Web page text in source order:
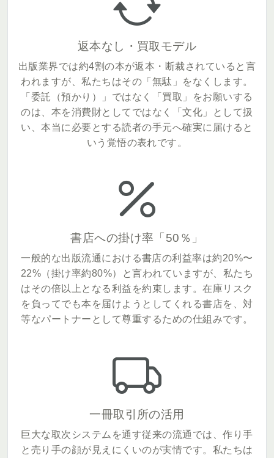
返本なし・買取モデル
出版業界では約4割の本が返本・断裁されていると言
われますが、私たちはその「無駄」をなくします。
「委託（預かり）」ではなく「買取」をお願いする
のは、本を消費財としてではなく「文化」として扱
い、本当に必要とする読者の手元へ確実に届けると
いう覚悟の表れです。
書店への掛け率「50％」
一般的な出版流通における書店の利益率は約20%〜
22%（掛け率約80%）と言われていますが、私たち
はその倍以上となる利益を約束します。在庫リスク
を負ってでも本を届けようとしてくれる書店を、対
等なパートナーとして尊重するための仕組みです。
一冊取引所の活用
巨大な取次システムを通す従来の流通では、作り手
と売り手の顔が見えにくいのが実情です。私たちは